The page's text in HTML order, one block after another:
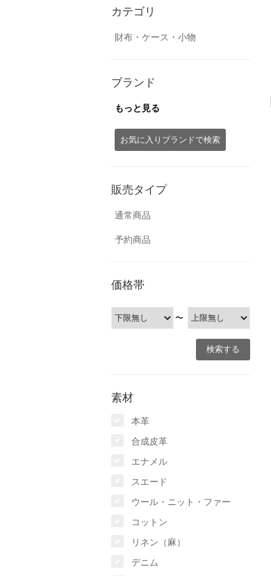
カテゴリ
財布・ケース・小物
ブランド
もっと見る
お気に入りブランドで検索
販売タイプ
通常商品
予約商品
価格帯
〜
素材
本革
合成皮革
エナメル
スエード
ウール・ニット・ファー
コットン
リネン（麻）
デニム